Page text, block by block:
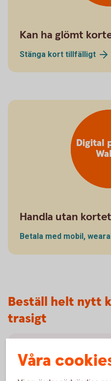
Kan ha glömt
Stänga kort tillfälligt
Digital
Handla utan
Betala med mobil,
Beställ helt nytt
trasigt
Beställ helt nytt
Läs mer om hur du
Våra